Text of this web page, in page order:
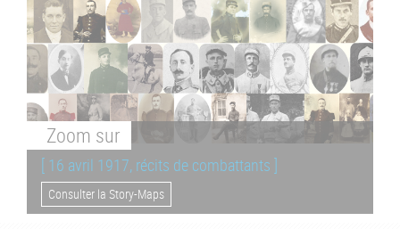
Zoom sur
[ 16 avril 1917, récits de combattants ]
Consulter la Story-Maps